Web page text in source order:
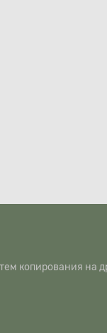
копирования на